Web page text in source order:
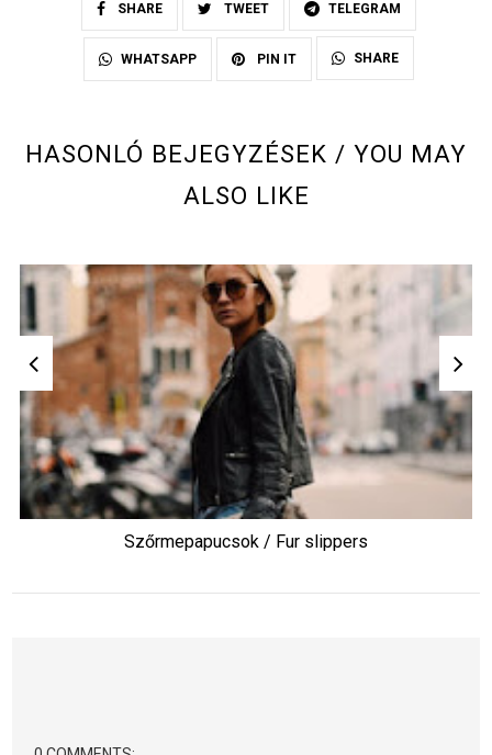
SHARE TWEET TELEGRAM
WHATSAPP PIN IT SHARE
HASONLÓ BEJEGYZÉSEK / YOU MAY
ALSO LIKE
Szőrmepapucsok / Fur slippers